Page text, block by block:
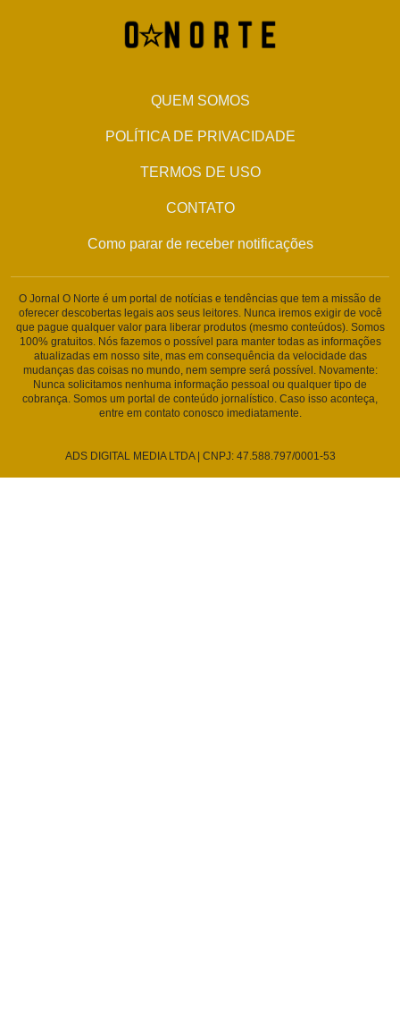
QUEM SOMOS
POLÍTICA DE PRIVACIDADE
TERMOS DE USO
CONTATO
Como parar de receber notificações
O Jornal O Norte é um portal de notícias e tendências que tem a missão de
oferecer descobertas legais aos seus leitores. Nunca iremos exigir de você
que pague qualquer valor para liberar produtos (mesmo conteúdos). Somos
100% gratuitos. Nós fazemos o possível para manter todas as informações
atualizadas em nosso site, mas em consequência da velocidade das
mudanças das coisas no mundo, nem sempre será possível. Novamente:
Nunca solicitamos nenhuma informação pessoal ou qualquer tipo de
cobrança. Somos um portal de conteúdo jornalístico. Caso isso aconteça,
entre em contato conosco imediatamente.
ADS DIGITAL MEDIA LTDA | CNPJ: 47.588.797/0001-53